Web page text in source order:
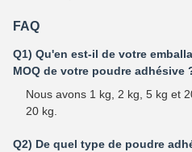
FAQ
Q1) Qu'en est-il de votre
MOQ de votre poudre adhésive
Nous avons 1 kg, 2 kg, 5 kg et
20 kg.
Q2) De quel type de poudre